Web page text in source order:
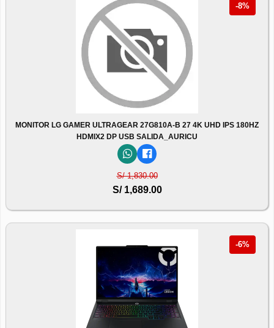
-8%
MONITOR LG GAMER ULTRAGEAR 27G810A-B 27 4K UHD IPS 180HZ
HDMIX2 DP USB SALIDA_AURICU
S/ 1,830.00
S/ 1,689.00
-6%